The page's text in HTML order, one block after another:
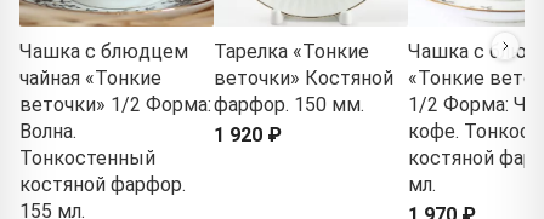
Чашка с блюдцем
чайная «Тонкие
веточки» 1/2 Форма:
Волна.
Тонкостенный
костяной фарфор.
155 мл.
Тарелка «Тонкие
веточки» Костяной
фарфор. 150 мм.
1 920 ₽
Чашка с
«Тонкие
1/2 Форма:
кофе.
костяной
мл.